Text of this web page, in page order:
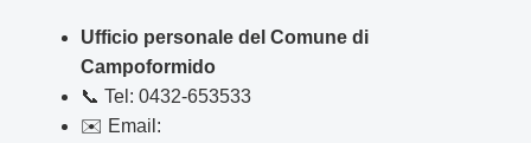
Ufficio personale del Comune di
Campoformido
📞 Tel: 0432-653533
✉️ Email: